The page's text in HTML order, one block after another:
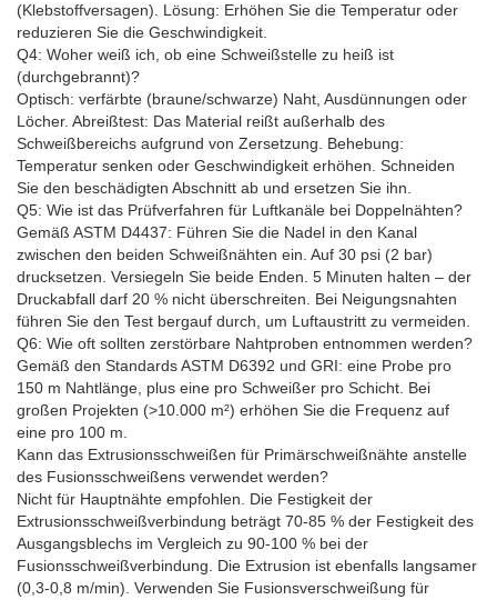
(Klebstoffversagen). Lösung: Erhöhen Sie die Temperatur oder
reduzieren Sie die Geschwindigkeit.
Q4: Woher weiß ich, ob eine Schweißstelle zu heiß ist
(durchgebrannt)?
Optisch: verfärbte (braune/schwarze) Naht, Ausdünnungen oder
Löcher. Abreißtest: Das Material reißt außerhalb des
Schweißbereichs aufgrund von Zersetzung. Behebung:
Temperatur senken oder Geschwindigkeit erhöhen. Schneiden
Sie den beschädigten Abschnitt ab und ersetzen Sie ihn.
Q5: Wie ist das Prüfverfahren für Luftkanäle bei Doppelnähten?
Gemäß ASTM D4437: Führen Sie die Nadel in den Kanal
zwischen den beiden Schweißnähten ein. Auf 30 psi (2 bar)
drucksetzen. Versiegeln Sie beide Enden. 5 Minuten halten – der
Druckabfall darf 20 % nicht überschreiten. Bei Neigungsnahten
führen Sie den Test bergauf durch, um Luftaustritt zu vermeiden.
Q6: Wie oft sollten zerstörbare Nahtproben entnommen werden?
Gemäß den Standards ASTM D6392 und GRI: eine Probe pro
150 m Nahtlänge, plus eine pro Schweißer pro Schicht. Bei
großen Projekten (>10.000 m²) erhöhen Sie die Frequenz auf
eine pro 100 m.
Kann das Extrusionsschweißen für Primärschweißnähte anstelle
des Fusionsschweißens verwendet werden?
Nicht für Hauptnähte empfohlen. Die Festigkeit der
Extrusionsschweißverbindung beträgt 70-85 % der Festigkeit des
Ausgangsblechs im Vergleich zu 90-100 % bei der
Fusionsschweißverbindung. Die Extrusion ist ebenfalls langsamer
(0,3-0,8 m/min). Verwenden Sie Fusionsverschweißung für